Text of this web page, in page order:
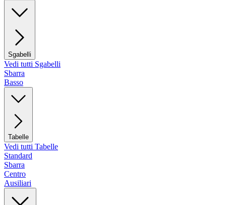
Sgabelli
Vedi tutti Sgabelli
Sbarra
Basso
Tabelle
Vedi tutti Tabelle
Standard
Sbarra
Centro
Ausiliari